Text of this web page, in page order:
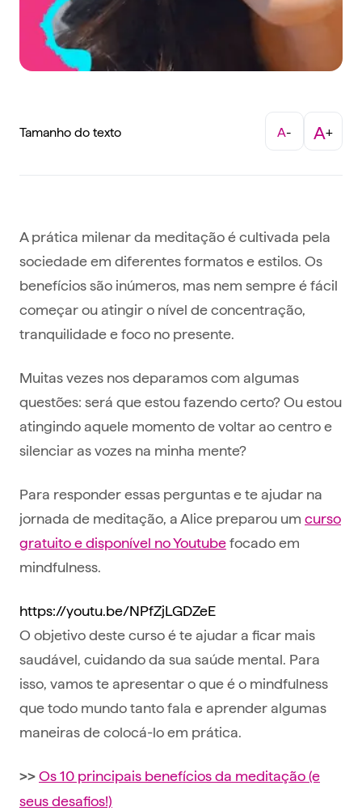
Tamanho do texto A- A+
A prática milenar da meditação é cultivada pela
sociedade em diferentes formatos e estilos. Os
benefícios são inúmeros, mas nem sempre é fácil
começar ou atingir o nível de concentração,
tranquilidade e foco no presente.
Muitas vezes nos deparamos com algumas
questões: será que estou fazendo certo? Ou estou
atingindo aquele momento de voltar ao centro e
silenciar as vozes na minha mente?
Para responder essas perguntas e te ajudar na
jornada de meditação, a Alice preparou um curso
gratuito e disponível no Youtubefocado em
mindfulness.
https://youtu.be/NPfZjLGDZeE
O objetivo deste curso é te ajudar a ficar mais
saudável, cuidando da sua saúde mental. Para
isso, vamos te apresentar o que é o mindfulness
que todo mundo tanto fala e aprender algumas
maneiras de colocá-lo em prática.
>> Os 10 principais benefícios da meditação (e
seus desafios!)